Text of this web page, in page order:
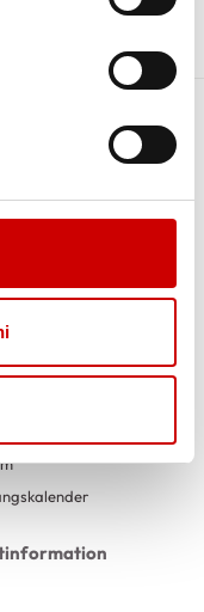
to instagram
Link to youtube